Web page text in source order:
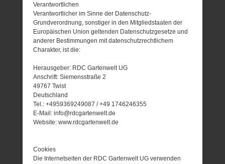
Verantwortlichen
Verantwortlicher im Sinne der Datenschutz-
Grundverordnung, sonstiger in den Mitgliedstaaten der
Europäischen Union geltenden Datenschutzgesetze und
anderer Bestimmungen mit datenschutzrechtlichem
Charakter, ist die:
Herausgeber: RDC Gartenwelt UG
Anschrift: Siemensstraße 2
49767 Twist
Deutschland
Tel.: +4959369249087 / +49 1746246355
E-Mail: info@rdcgartenwelt.de
Website: www.rdcgartenwelt.de
Cookies
Die Internetseiten der RDC Gartenwelt UG verwenden